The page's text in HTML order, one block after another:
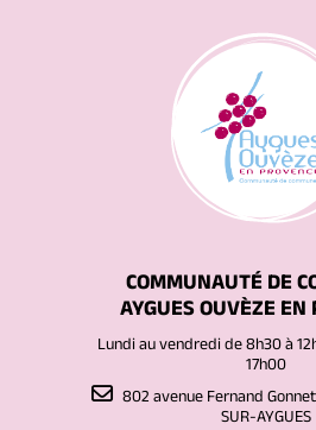
COMMUNAUTÉ DE
AYGUES OUVÈZE EN
Lundi au vendredi de 8h30 à
17h00
802 avenue Fernand
SUR-AYGUES